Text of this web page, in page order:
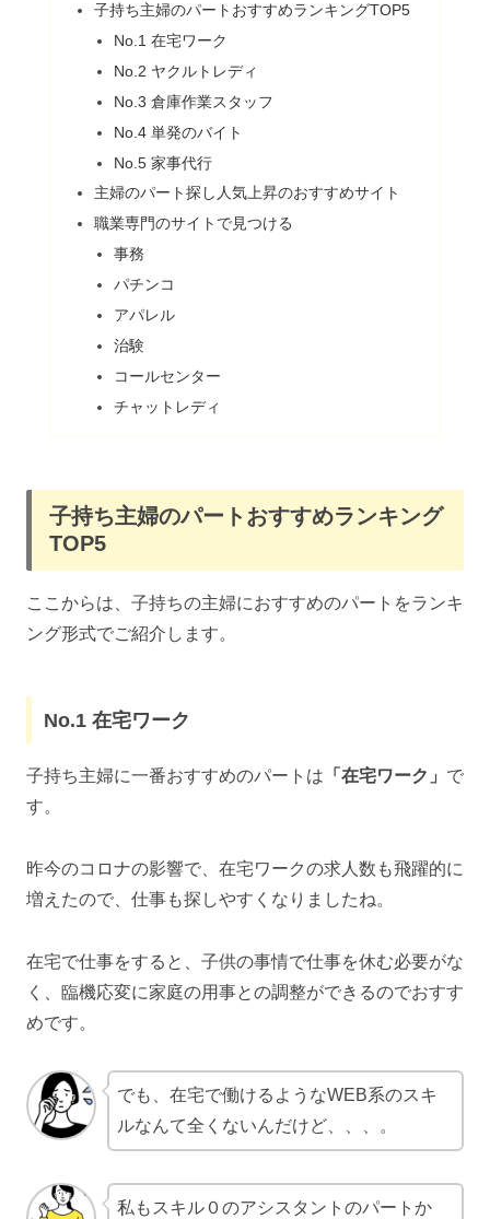
子持ち主婦のパートおすすめランキングTOP5
No.1 在宅ワーク
No.2 ヤクルトレディ
No.3 倉庫作業スタッフ
No.4 単発のバイト
No.5 家事代行
主婦のパート探し人気上昇のおすすめサイト
職業専門のサイトで見つける
事務
パチンコ
アパレル
治験
コールセンター
チャットレディ
子持ち主婦のパートおすすめランキング
TOP5
ここからは、子持ちの主婦におすすめのパートをランキ
ング形式でご紹介します。
No.1 在宅ワーク
子持ち主婦に一番おすすめのパートは 「在宅ワーク」 で
す。
昨今のコロナの影響で、在宅ワークの求人数も飛躍的に
増えたので、仕事も探しやすくなりましたね。
在宅で仕事をすると、子供の事情で仕事を休む必要がな
く、臨機応変に家庭の用事との調整ができるのでおすす
めです。
でも、在宅で働けるようなWEB系のスキ
ルなんて全くないんだけど、、、。
私もスキル０のアシスタントのパートか